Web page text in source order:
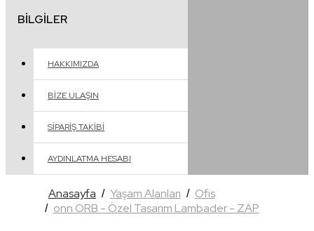
BILGILER
HAKKIMIZDA
BIZE ULAŞIN
SIPARIŞ TAKIBI
AYDINLATMA HESABI
Anasayfa Yaşam Alanları
Ofis
onn ORB - Özel Tasarım Lambader - ZAP